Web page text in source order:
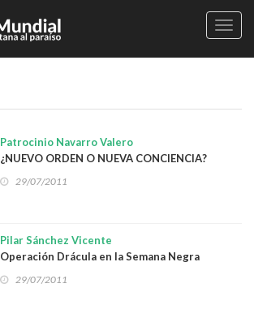
Patrocinio Navarro Valero
¿NUEVO ORDEN O NUEVA CONCIENCIA?
29/07/2011
Pilar Sánchez Vicente
Operación Drácula en la Semana Negra
29/07/2011